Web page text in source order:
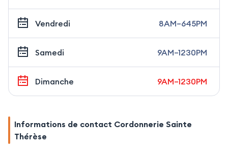
Vendredi 8AM–645PM
Samedi 9AM–1230PM
Dimanche 9AM–1230PM
Informations de contact Cordonnerie Sainte
Thérèse